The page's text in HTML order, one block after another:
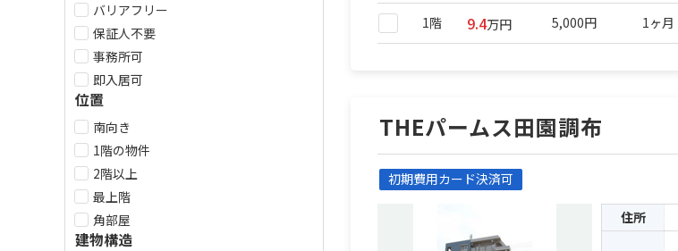
1階 9.4万円 5,000円 1ヶ月
THEパームス田園調布
初期費用カード決済可
住所
バリアフリー
保証人不要
事務所可
即入居可
位置
南向き
1階の物件
2階以上
最上階
角部屋
建物構造